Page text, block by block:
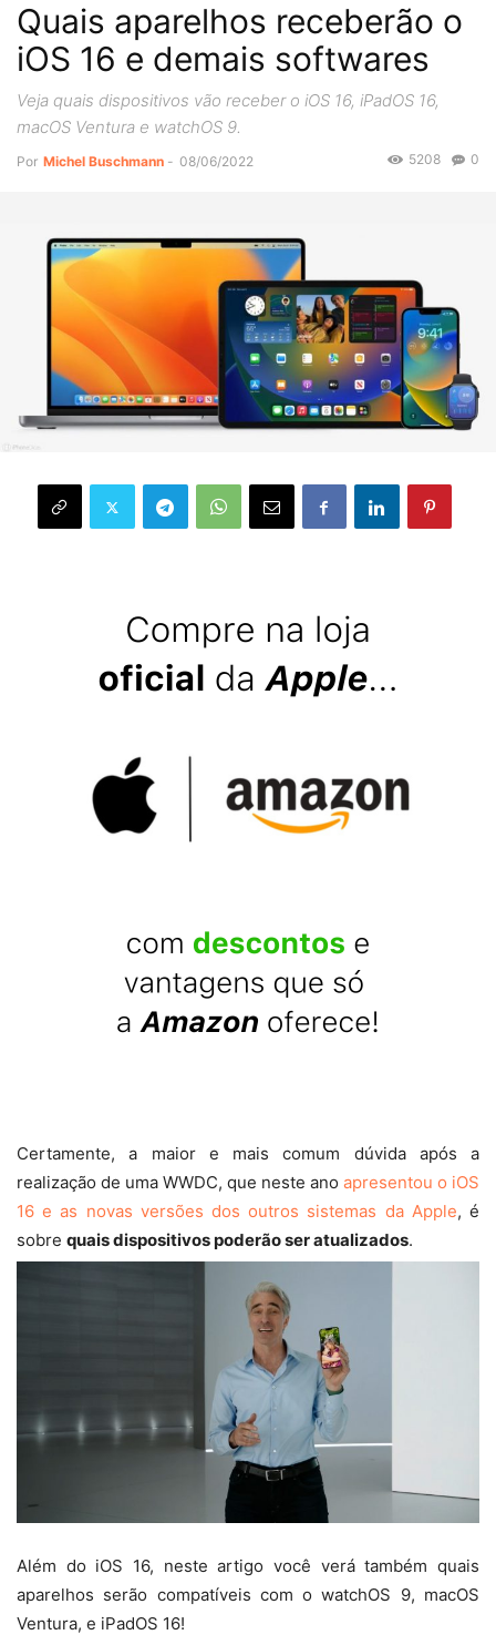
Quais aparelhos receberão o
iOS 16 e demais softwares
Veja quais dispositivos vão receber o iOS 16, iPadOS 16,
macOS Ventura e watchOS 9.
Por Michel Buschmann - 08/06/2022 0
5208
Certamente, a maior e mais comum dúvida após a
realização de uma WWDC, que neste ano apresentou o iOS
16 e as novas versões dos outros sistemas da Apple, é
sobre quais dispositivos poderão ser atualizados.
Além do iOS 16, neste artigo você verá também quais
aparelhos serão compatíveis com o watchOS 9, macOS
Ventura, e iPadOS 16!